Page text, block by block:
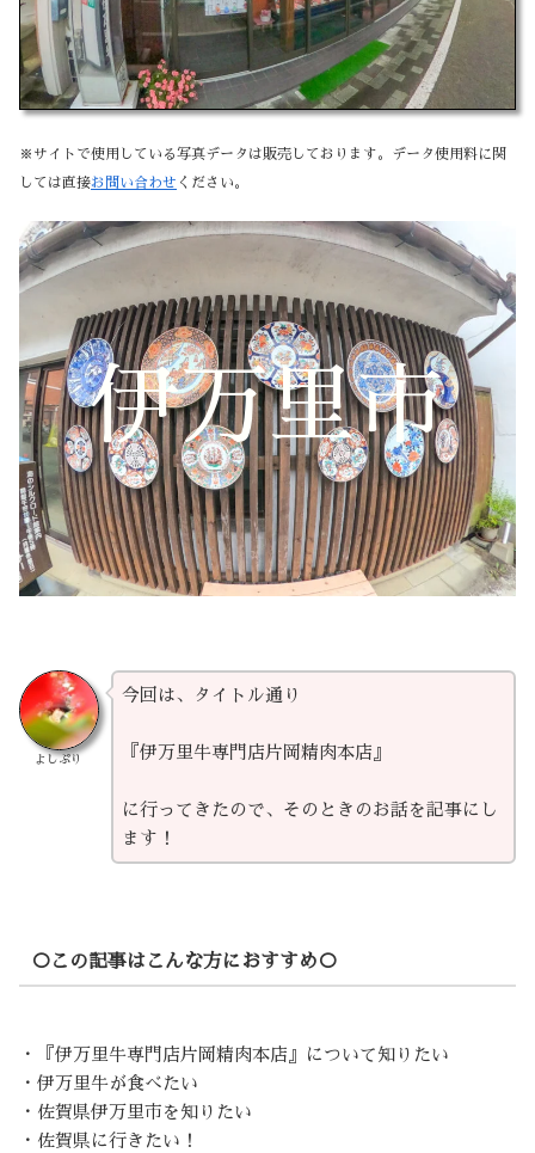
※サイトで使用している写真データは販売しております。データ使用料に関
しては直接お問い合わせ ください。
伊万里市
よしぷり
今回は、タイトル通り
『伊万里牛専門店片岡精肉本店』
に行ってきたので、そのときのお話を記事にし
ます！
○この記事はこんな方におすすめ○
・『伊万里牛専門店片岡精肉本店』について知りたい
・伊万里牛が食べたい
・佐賀県伊万里市を知りたい
・佐賀県に行きたい！